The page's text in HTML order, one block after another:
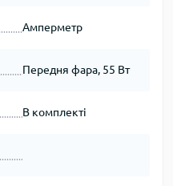
Амперметр
Передня фара, 55 Вт
В комплекті